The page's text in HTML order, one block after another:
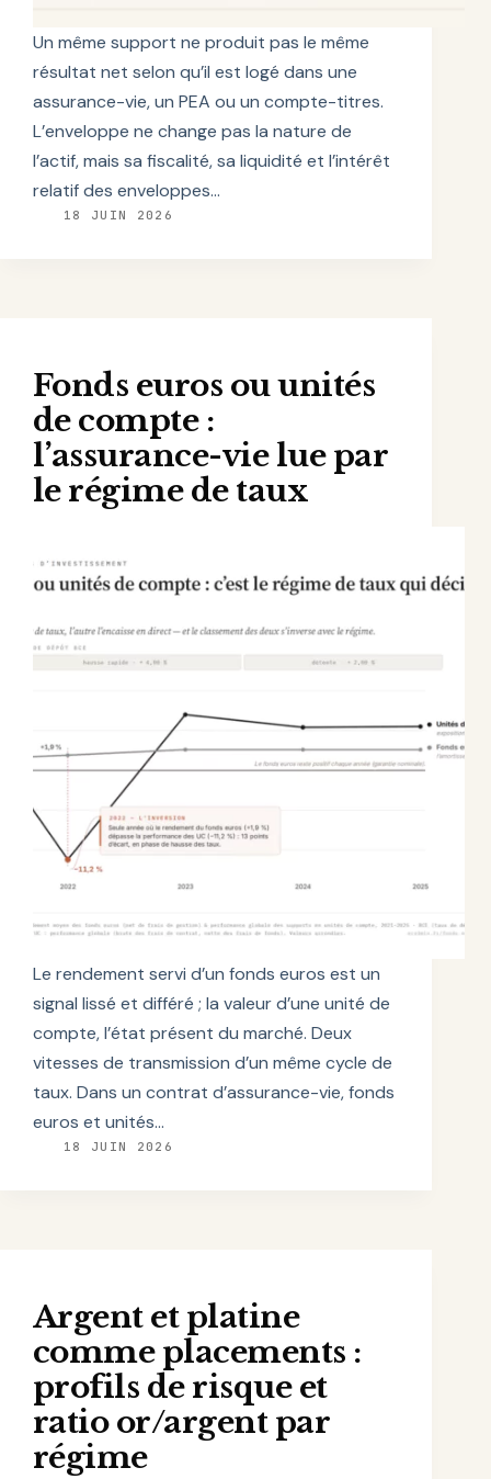
Un même support ne produit pas le même
résultat net selon qu’il est logé dans une
assurance-vie, un PEA ou un compte-titres.
L’enveloppe ne change pas la nature de
l’actif, mais sa fiscalité, sa liquidité et l’intérêt
relatif des enveloppes…
18 JUIN 2026
Fonds euros ou unités
de compte :
l’assurance-vie lue par
le régime de taux
Le rendement servi d’un fonds euros est un
signal lissé et différé ; la valeur d’une unité de
compte, l’état présent du marché. Deux
vitesses de transmission d’un même cycle de
taux. Dans un contrat d’assurance-vie, fonds
euros et unités…
18 JUIN 2026
Argent et platine
comme placements :
profils de risque et
ratio or/argent par
régime